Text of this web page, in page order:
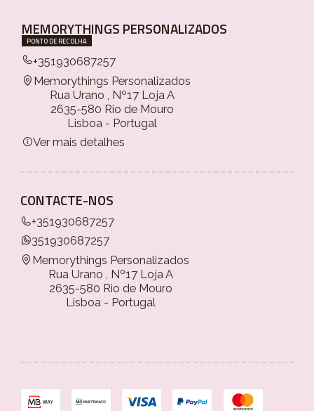
MEMORYTHINGS PERSONALIZADOS
PONTO DE RECOLHA
+351930687257
Memorythings Personalizados
Rua Urano , Nº17 Loja A
2635-580 Rio de Mouro
Lisboa - Portugal
Ver mais detalhes
CONTACTE-NOS
+351930687257
351930687257
Memorythings Personalizados
Rua Urano , Nº17 Loja A
2635-580 Rio de Mouro
Lisboa - Portugal